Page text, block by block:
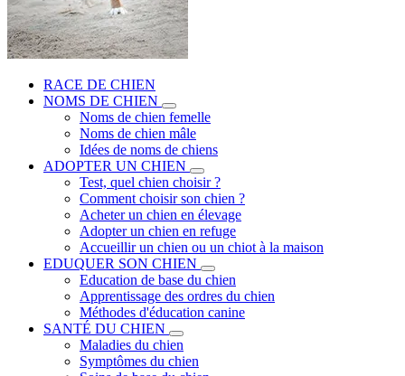
RACE DE CHIEN
NOMS DE CHIEN
Noms de chien femelle
Noms de chien mâle
Idées de noms de chiens
ADOPTER UN CHIEN
Test, quel chien choisir ?
Comment choisir son chien ?
Acheter un chien en élevage
Adopter un chien en refuge
Accueillir un chien ou un chiot à la maison
EDUQUER SON CHIEN
Education de base du chien
Apprentissage des ordres du chien
Méthodes d'éducation canine
SANTÉ DU CHIEN
Maladies du chien
Symptômes du chien